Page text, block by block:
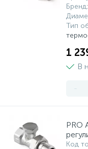
Бренд
Тип
1
В
-
PRO
Код